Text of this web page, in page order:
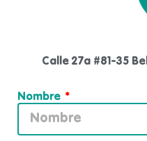
Calle 27a #81-35
Nombre